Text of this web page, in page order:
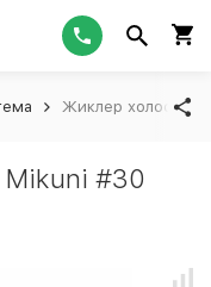
Жиклер
Mikuni #30